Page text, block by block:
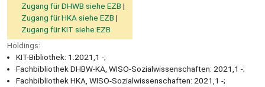
Zugang für DHWB siehe EZB
Zugang für HKA siehe EZB
Zugang für KIT siehe EZB
Holdings:
KIT-Bibliothek: 1.2021,1 -;
Fachbibliothek DHBW-KA, WISO-Sozialwissenschaften: 2021,1 -;
Fachbibliothek HKA, WISO-Sozialwissenschaften: 2021,1 -;